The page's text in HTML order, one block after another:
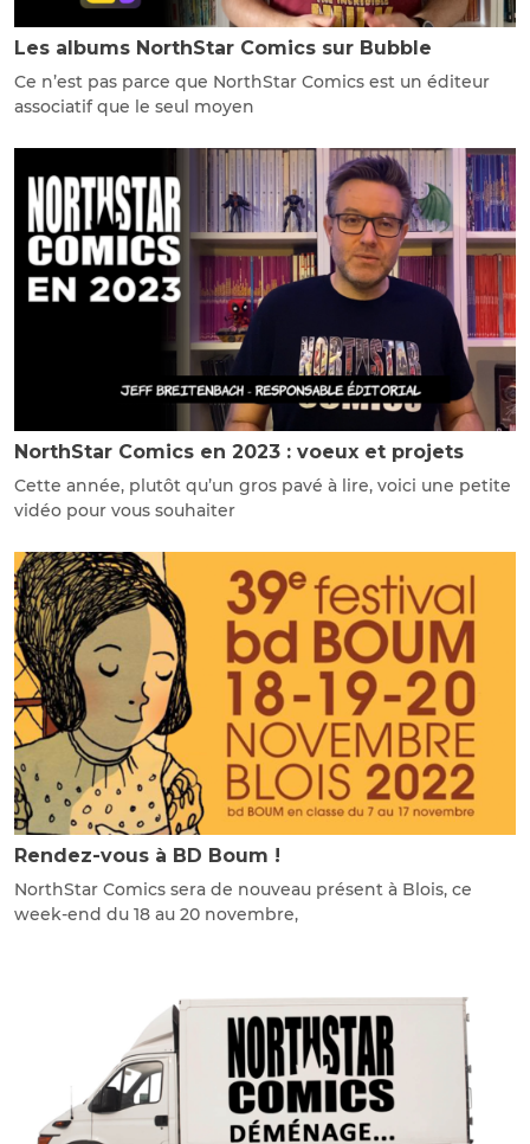
Les albums NorthStar Comics sur Bubble
Ce n’est pas parce que NorthStar Comics est un éditeur
associatif que le seul moyen
NorthStar Comics en 2023 : voeux et projets
Cette année, plutôt qu’un gros pavé à lire, voici une petite
vidéo pour vous souhaiter
Rendez-vous à BD Boum !
NorthStar Comics sera de nouveau présent à Blois, ce
week-end du 18 au 20 novembre,